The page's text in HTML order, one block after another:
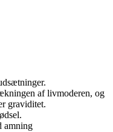
af livmoderen, og
graviditet.
amning